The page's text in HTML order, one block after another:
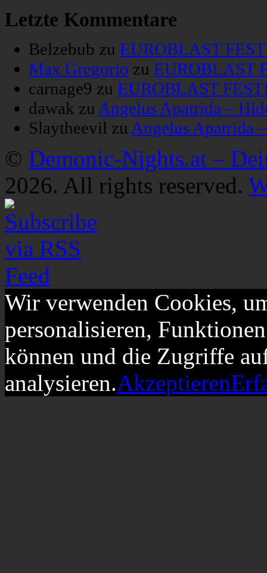
Letzte Kommentare
Belzebub zu EUROBLAST
Max Gregorio zu EUROBLAST
carnage9 zu EUROBLAST
dawak zu Angelus Apatrida –
Slaytheevil zu Angelus Apatrida
© Demonic-Nights.at –
2026. All rights reserved.
Wir verwenden Cookies,
personalisieren,
können und die Zugriffe
analysieren.Akzeptieren